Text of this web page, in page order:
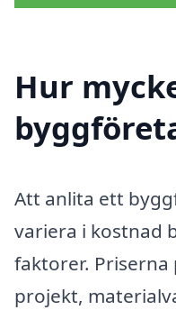
Hur
Att anlita ett
variera i kostnad
faktorer. Priserna
projekt,